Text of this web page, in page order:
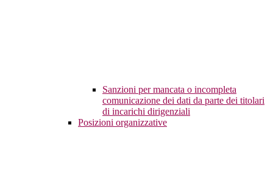
Sanzioni per mancata o incompleta
comunicazione dei dati da parte dei titolari
di incarichi dirigenziali
Posizioni organizzative